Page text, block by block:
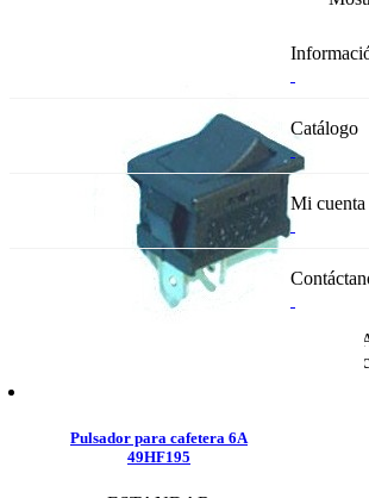
Pulsador para cafetera 6A
49HF195
Catálogo
Mi cuenta
©